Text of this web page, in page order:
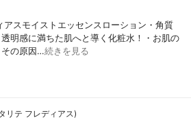
アスモイストエッセンスローション・角質
明感に満ちた肌へと導く化粧水！・お肌の
その原因…続きを見る
リテ フレディアス)